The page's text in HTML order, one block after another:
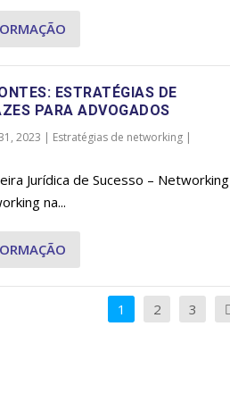
ESTRATÉGIAS DE
PARA ADVOGADOS
2023 | Estratégias de networking|
Jurídica de Sucesso – Networking
na...
1 2 3